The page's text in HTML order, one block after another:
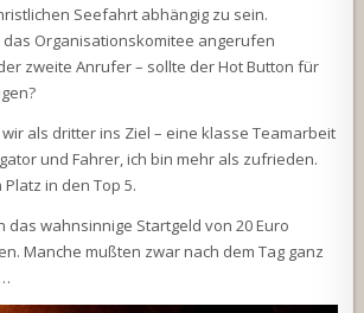
Seefahrt abhängig zu sein.
das Organisationskomitee angerufen
zweite Anrufer – sollte der Hot Button für
als dritter ins Ziel – eine klasse Teamarbeit
und Fahrer, ich bin mehr als zufrieden.
in den Top 5.
das wahnsinnige Startgeld von 20 Euro
Manche mußten zwar nach dem Tag ganz